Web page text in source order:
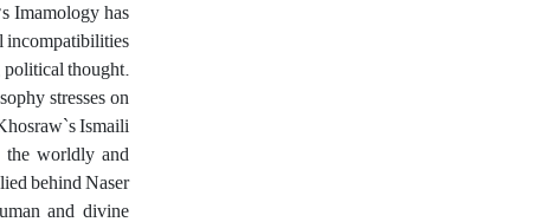
Imamology has
incompatibilities
thought.
stresses on
Ismaili
the worldly and
behind Naser
and divine